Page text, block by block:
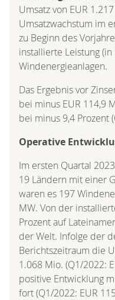
Umsatz von EUR
Umsatzwachstum im
zu Beginn des
installierte Leistung
Windenergieanlagen.
Das Ergebnis vor
bei minus EUR 114,9
bei minus 9,4 Prozent
Operative
Im ersten Quartal
19 Ländern mit einer
waren es 197
MW. Von der
Prozent auf
der Welt. Infolge der
Berichtszeitraum die
1.068 Mio. (Q1/2022:
positive Entwicklung
fort (Q1/2022: EUR